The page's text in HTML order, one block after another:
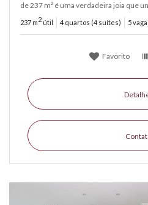
de 237 m² é uma verdadeira joia que
237 m2 útil 4 quartos (4 suítes) 5
Favorito